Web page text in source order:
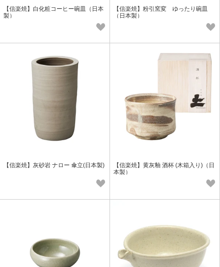
【信楽焼】白化粧コーヒー碗皿（日本
製）
【信楽焼】粉引窯変 ゆったり碗皿
（日本製）
【信楽焼】灰砂岩 ナロー 傘立(日本製)
【信楽焼】黄灰釉 酒杯 (木箱入り)（日
本製）